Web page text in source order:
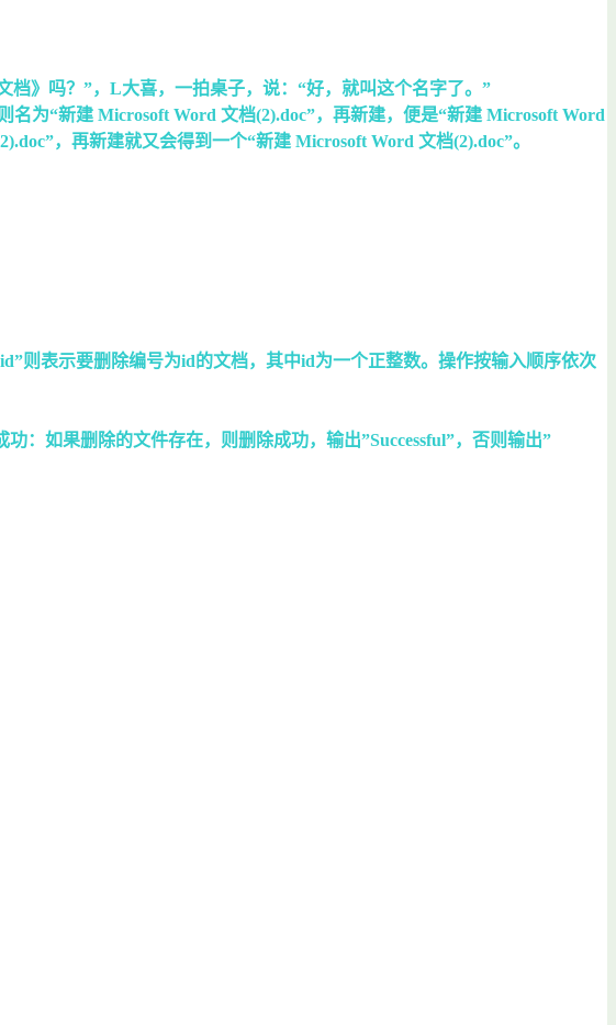
》吗？”，L大喜，一拍桌子，说：“好，就叫这个名字了。”
为“新建 Microsoft Word 文档(2).doc”，再新建，便是“新建 Microsoft Word
，再新建就又会得到一个“新建 Microsoft Word 文档(2).doc”。
则表示要删除编号为id的文档，其中id为一个正整数。操作按输入顺序依次
：如果删除的文件存在，则删除成功，输出”Successful”，否则输出”